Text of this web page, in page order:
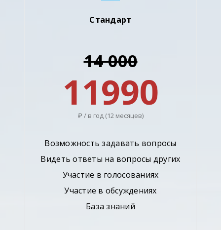
Стандарт
14 000
11990
₽ / в год (12 месяцев)
Возможность задавать вопросы
Видеть ответы на вопросы других
Участие в голосованиях
Участие в обсуждениях
База знаний